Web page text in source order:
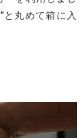
と丸めて箱に入